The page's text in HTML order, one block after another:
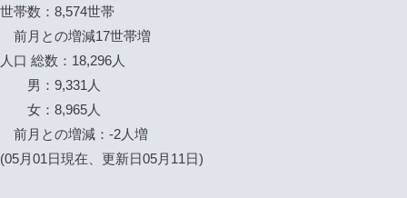
世帯数：8,574世帯
前月との増減17世帯増
人口 総数：18,296人
男：9,331人
女：8,965人
前月との増減：-2人増
(05月01日現在、更新日05月11日)